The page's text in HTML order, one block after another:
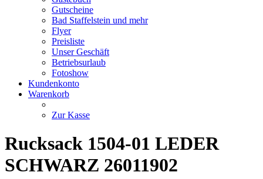
Gutscheine
Bad Staffelstein und mehr
Flyer
Preisliste
Unser Geschäft
Betriebsurlaub
Fotoshow
Kundenkonto
Warenkorb
Zur Kasse
Rucksack 1504-01 LEDER
SCHWARZ 26011902